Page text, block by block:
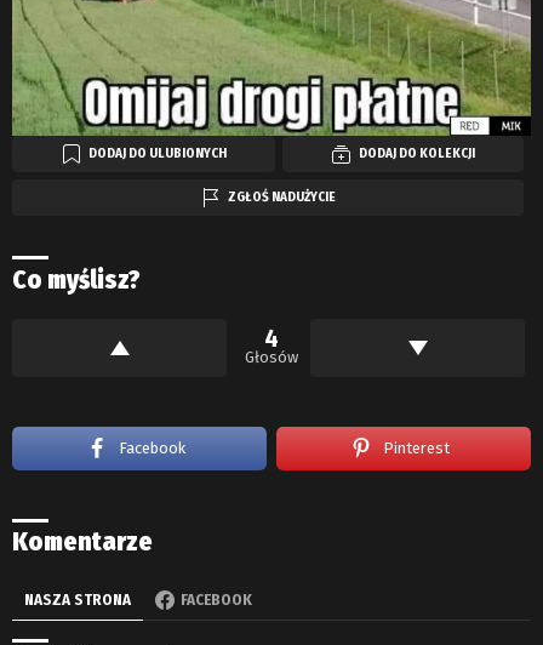
DODAJ DO ULUBIONYCH DODAJ DO KOLEKCJI
ZGŁOŚ NADUŻYCIE
Co myślisz?
4
Głosów
Facebook Pinterest
Komentarze
NASZA STRONA FACEBOOK